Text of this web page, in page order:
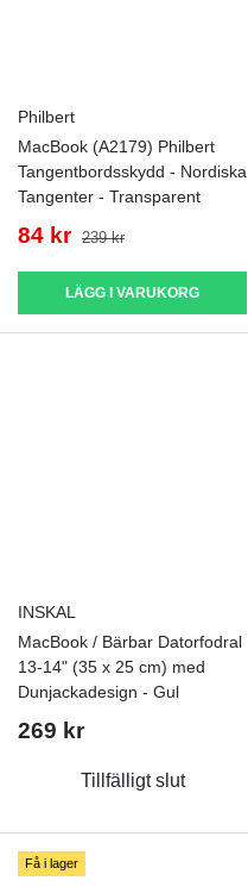
Philbert
MacBook (A2179) Philbert
Tangentbordsskydd - Nordiska
Tangenter - Transparent
84 kr 239 kr
LÄGG I VARUKORG
INSKAL
MacBook / Bärbar Datorfodral
13-14" (35 x 25 cm) med
Dunjackadesign - Gul
269 kr
Tillfälligt slut
Få i lager